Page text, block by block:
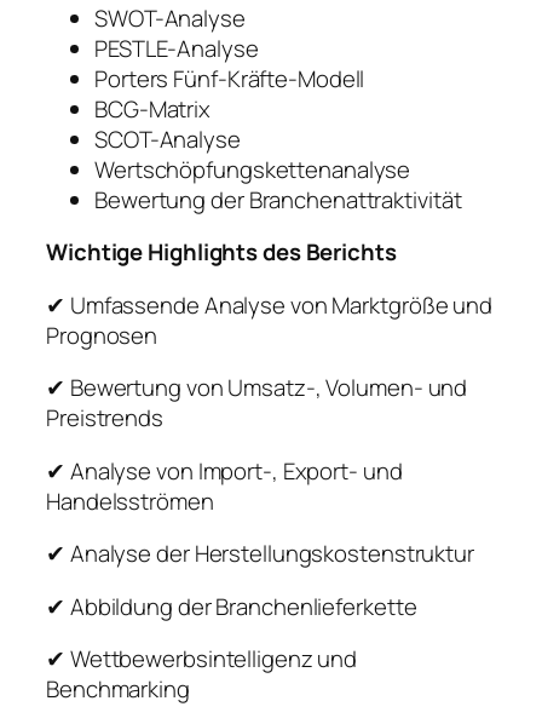
SWOT-Analyse
PESTLE-Analyse
Porters Fünf-Kräfte-Modell
BCG-Matrix
SCOT-Analyse
Wertschöpfungskettenanalyse
Bewertung der Branchenattraktivität
Wichtige Highlights des Berichts
✔ Umfassende Analyse von Marktgröße und
Prognosen
✔ Bewertung von Umsatz-, Volumen- und
Preistrends
✔ Analyse von Import-, Export- und
Handelsströmen
✔ Analyse der Herstellungskostenstruktur
✔ Abbildung der Branchenlieferkette
✔ Wettbewerbsintelligenz und
Benchmarking